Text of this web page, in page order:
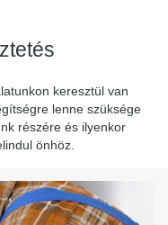
keresztül van
lenne szüksége
részére és ilyenkor
önhöz.